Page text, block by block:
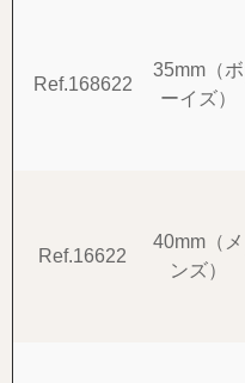
Ref.168622
35mm（ボ
ーイズ）
Ref.16622
40mm（メ
ンズ）